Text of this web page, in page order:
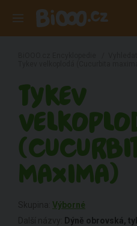
TYKEV
MAXIMA)
Výborné
Dýně obrovská,